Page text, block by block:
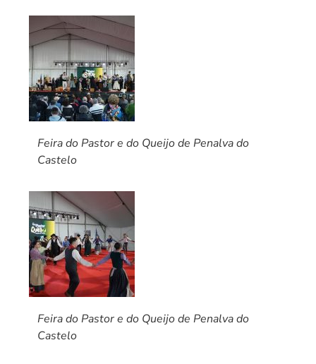
Feira do Pastor e do Queijo de Penalva do
Castelo
Feira do Pastor e do Queijo de Penalva do
Castelo